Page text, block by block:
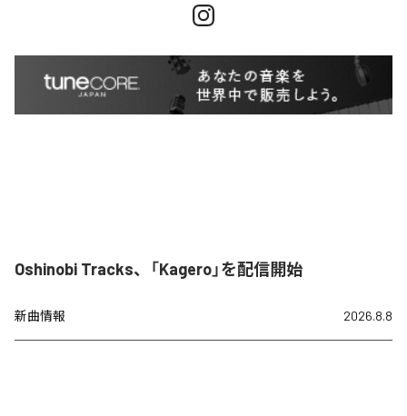
Oshinobi Tracks、「Kagero」を配信開始
新曲情報 2026.8.8